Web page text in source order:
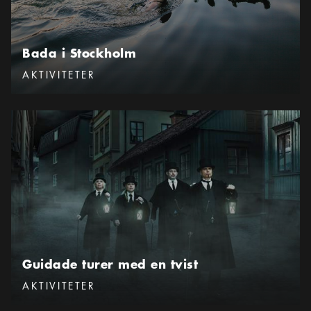
Bada i Stockholm
Kategorier:
AKTIVITETER
Guidade turer med en tvist
Guidade turer med en tvist
Kategorier:
AKTIVITETER